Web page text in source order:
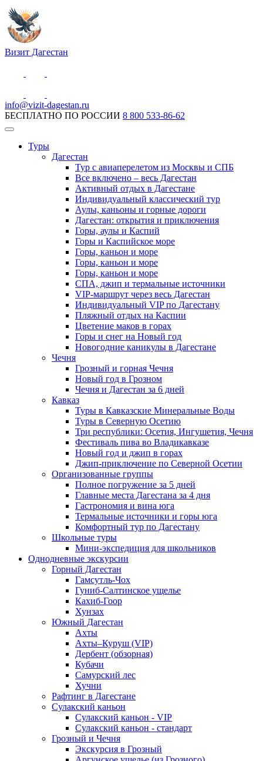
Визит Дагестан
info@vizit-dagestan.ru
БЕСПЛАТНО ПО РОССИИ 8 800 533-86-62
Туры
Дагестан
Тур с авиаперелетом из Москвы и СПБ
Все включено – весь Дагестан
Активный отдых в Дагестане
Индивидуальный классический тур
Аулы, каньоны и горные дороги
Дагестан: открытия и приключения
Горы, аулы и Каспий
Горы и Каспийское море
Горы, каньон и море
Горы, каньон и море
Горы, каньон и море
СПА, джип и термальные источники
VIP-маршрут через весь Дагестан
Индивидуальный VIP по Дагестану
Пляжный отдых на Каспии
Цветение маков в горах
Горы и снег на Новый год
Новогодние каникулы в Дагестане
Чечня
Грозный и горная Чечня
Новый год в Грозном
Чечня и Дагестан за 6 дней
Кавказ
Туры в Кавказские Минеральные Воды
Туры в Северную Осетию
Три республики: Осетия, Ингушетия, Чечня
Фестиваль пива во Владикавказе
Новый год и джип в горах
Джип-приключение по Северной Осетии
Организованные группы
Полное погружение за 5 дней
Главные места Дагестана за 4 дня
Гастрономия и вина юга
Термальные источники и горы юга
Комфортный тур по Дагестану
Школьные туры
Мини-экспедиция для школьников
Однодневные экскурсии
Горный Дагестан
Гамсутль-Чох
Гуниб-Салтинское ущелье
Кахиб-Гоор
Хунзах
Южный Дагестан
Ахты
Ахты–Куруш (VIP)
Дербент (обзорная)
Кубачи
Самурский лес
Хучни
Рафтинг в Дагестане
Сулакский каньон
Сулакский каньон - VIP
Сулакский каньон - стандарт
Грозный и Чечня
Экскурсия в Грозный